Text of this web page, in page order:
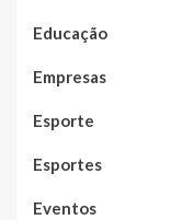
Educação
Empresas
Esporte
Esportes
Eventos